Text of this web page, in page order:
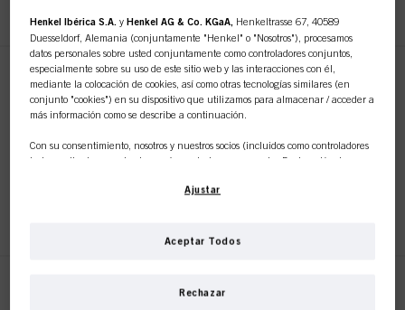
IGORA ROYAL Absolutes 7-460
Rubio Medio Beige Marrón
Natural 60 ml
IGORA ROYAL Absolutes 7-50
Henkel Ibérica S.A. yHenkel AG & Co. KGaA, Henkeltrasse 67, 40589
Duesseldorf, Alemania (conjuntamente "Henkel" o "Nosotros"), procesamos
datos personales sobre usted conjuntamente como controladores conjuntos,
especialmente sobre su uso de este sitio web y las interacciones con él,
mediante la colocación de cookies, así como otras tecnologías similares (en
conjunto "cookies") en su dispositivo que utilizamos para almacenar / acceder a
más información como se describe a continuación.
Con su consentimiento, nosotros y nuestros socios (incluidos como controladores
independientes
conjuntos
según se designa en nuestra Declaración de
huellas dactilares y tecnologías similares") también utilizaremos cookies y
mejoren su uso de este sitio web y/o para marketing personalizado
base, rastrearemos sus compras de nuestros productos en sitios web de terceros,
Ajustar
Rechazar
Aceptar Todos